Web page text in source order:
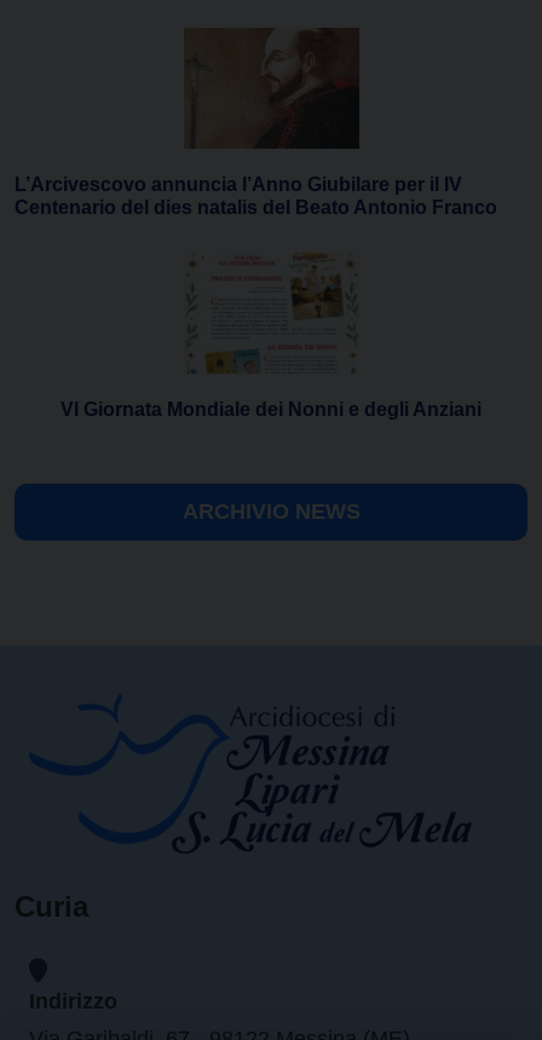
L’Arcivescovo annuncia l’Anno Giubilare per il IV
Centenario del dies natalis del Beato Antonio Franco
VI Giornata Mondiale dei Nonni e degli Anziani
ARCHIVIO NEWS
Curia
Indirizzo